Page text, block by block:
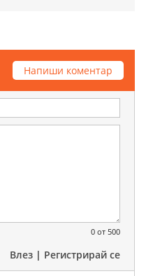
Напиши коментар
0 от 500
Влез | Регистрирай се